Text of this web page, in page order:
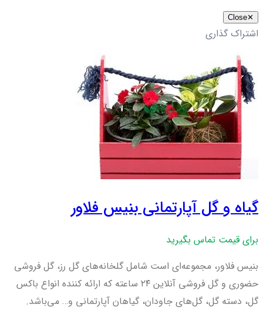
✕
Close
اشتراک گذاری
گیاه و گل آپارتمانی بنیس فلاور
برای قیمت تماس بگیرید
بنیس فلاور، مجموعه‌ای است شامل گلخانه‌های گل رز، گل فروشی
حضوری و گل فروشی آنلاین ۲۴ ساعته که ارائه کننده انواع باکس
گل، دسته گل، گل‌های جاودان، گیاهان آپارتمانی و… می‌باشد.